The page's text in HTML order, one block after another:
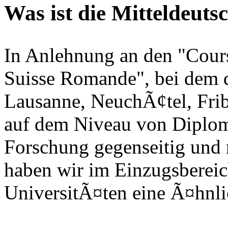
Was ist die
In Anlehnung an den
Suisse Romande", bei
Lausanne, NeuchÃ¢tel,
auf dem Niveau von
Forschung gegenseitig
haben wir im
UniversitÃ¤ten eine